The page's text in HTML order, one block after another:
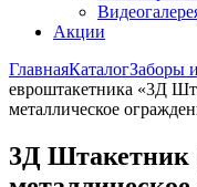
Акции
ГлавнаяКаталогЗаборы
евроштакетника «3Д
металлическое
3Д Штакетник